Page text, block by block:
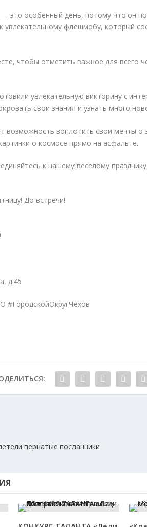
— это особенный день, потому что он
увлекательному флешмобу, который
чтобы отметить важное для всего
увлекательную викторину с
свои знания и узнать много
возможность воплотить свои мечты о
о космосе прямо на асфальте.
к нашему веселому
До встречи!
д.45
#ГородскойОкругЧехов
пернатые посланники